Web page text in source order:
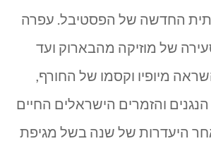
החדשה של הפסטיבל. עפרה
של מוזיקה מהבארוק ועד
מיופיו וקסמו של החורף,
הנגנים והזמרים הישראלים החיים
היעדרות של שנה בשל מגיפת